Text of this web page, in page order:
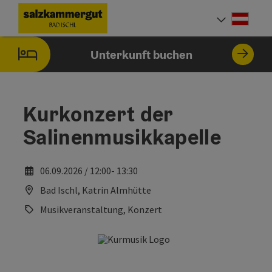
Zum InhaltAccesskey
[0]
Zur NavigationAccesskey
[1]
Zum Seitenanfang
Zur StartseiteAccesskey
[7]
Unterkunft buchen
Kurkonzert der
Salinenmusikkapelle
06.09.2026 / 12:00- 13:30
Bad Ischl, Katrin Almhütte
Musikveranstaltung, Konzert